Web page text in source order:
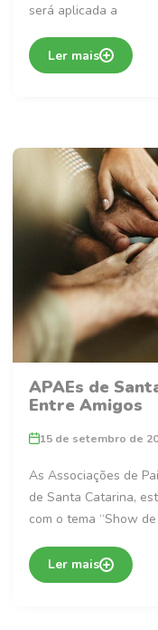
será aplicada a
Ler mais
APAEs de
Entre Amigos
15 de setembro de
As Associações de
de Santa Catarina,
com o tema “Show
Ler mais